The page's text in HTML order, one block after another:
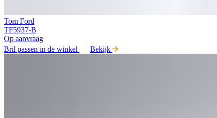
Tom Ford
TF5937-B
Op aanvraag
Bril passen in de winkel
Bekijk